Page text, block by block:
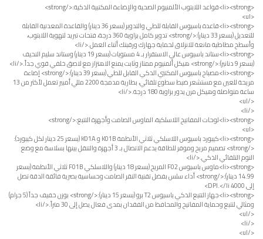
<li><strong>قواعد اللابتوب الألمنيوم الصحية والإضاءة المكتبية الذكية:</strong>
<ul>
<li><strong>قاعدة باسيوس القابلة للطي والتدوير (بسعر 36 دينار) والقاعدة المعدنية القابلة
للتعديل (بسعر 33 دينار):</strong> تدوير كامل بزاوية 360 درجة، فتحات تبريد لتهوية اللابتوب،
وأسطح مطاطية مانعة للانزلاق لحماية جهازك ورقبتك أثناء العمل.</li>
<li><strong>ستاند باسيوس عالي الاستقرار بـ 4 مستويات (بسعر 19 دينار) وستاند سليم النحيف
(بسعر 9 دنانير):</strong> هيكل ألمنيوم ممتاز وثابت يمنع الاهتزاز مع لاصق خلفي قوي جداً.</li>
<li><strong>مصباح باسيوس المكتبي الذكي القابل للطي (بسعر 39 دينار):</strong> إضاءة
مريحة للعين مع مستشعر ضبط سطوع تلقائي، بطارية مدمجة 2200 مللي أمبير تعمل لأكثر من 13
ساعة متواصلة وهيكل مرن يدور بزاوية 180 درجة.</li>
</ul>
</li>
<li><strong>لوحات المفاتيح اللاسلكية، الماوس الصامت وأجهزة التتبع:</strong>
<ul>
<li><strong>كيبورد باسيوس اللاسلكي ثلاثي الأنظمة K01B و K01A (بسعر 25 دينار لكل كيبورد):
</strong> تصميم مريح وموفر للطاقة يدعم الاتصال بـ 3 أجهزة والتنقل بينها بسلاسة مع وضع
النوم التلقائي الذكي.</li>
<li><strong>ماوس باسيوس F02 المريح (بسعر 18 دينار) واللاسلكي F01B ثلاثي الأنظمة (بسعر
14.99 دينار):</strong> أداء سلس بفضل تقنية النقر الصامت وحساسية بصرية فائقة الدقة تصل
إلى 4000 DPI.</li>
<li><strong>جهاز التتبع الذكي باسيوس T2 برو (بسعر 15 دينار):</strong> بوزن خفيف جداً (5 جرام)
ومثالي لتتبع وحماية المفاتيح والمحافظ من الفقدان بمدى فعال يصل إلى 30 متراً.</li>
</ul>
</li>
</ul>